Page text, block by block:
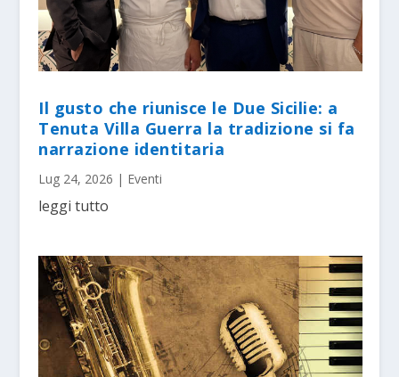
Il gusto che riunisce le Due Sicilie: a
Tenuta Villa Guerra la tradizione si fa
narrazione identitaria
Lug 24, 2026 | Eventi
leggi tutto